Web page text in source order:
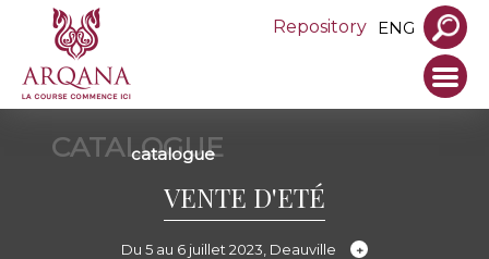
Repository ENG
CATALOGUE
catalogue
VENTE D'ETÉ
Du 5 au 6 juillet 2023, Deauville